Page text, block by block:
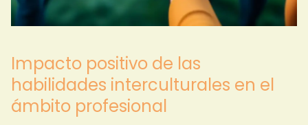
Impacto positivo de las
habilidades interculturales en el
ámbito profesional